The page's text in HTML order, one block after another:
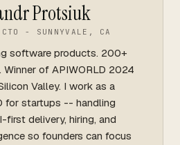
Protsiuk
CTO - SUNNYVALE, CA
software products. 200+
of APIWORLD 2024
Valley. I work as a
for startups -- handling
first delivery, hiring, and
so founders can focus